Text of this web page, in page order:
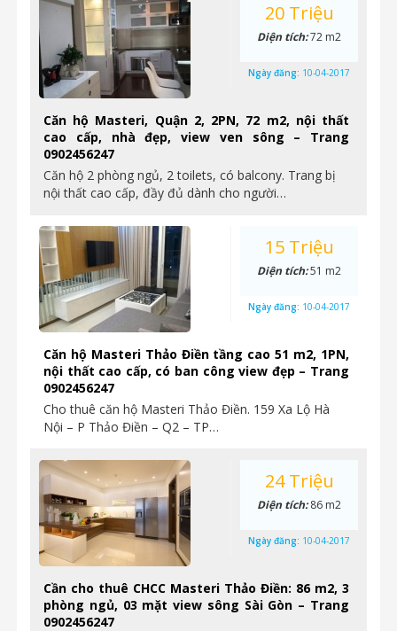
Căn hộ Masteri, Quận 2, 2PN, 72 m2, nội thất
cao cấp, nhà đẹp, view ven sông – Trang
0902456247
Căn hộ 2 phòng ngủ, 2 toilets, có balcony. Trang bị
nội thất cao cấp, đầy đủ dành cho người…
20 Triệu
Diện tích:72 m2
Ngày đăng: 10-04-2017
Căn hộ Masteri Thảo Điền tầng cao 51 m2, 1PN,
nội thất cao cấp, có ban công view đẹp – Trang
0902456247
Cho thuê căn hộ Masteri Thảo Điền. 159 Xa Lộ Hà
Nội – P Thảo Điền – Q2 – TP…
15 Triệu
Diện tích:51 m2
Ngày đăng: 10-04-2017
Cần cho thuê CHCC Masteri Thảo Điền: 86 m2, 3
phòng ngủ, 03 mặt view sông Sài Gòn – Trang
0902456247
24 Triệu
Diện tích:86 m2
Ngày đăng: 10-04-2017